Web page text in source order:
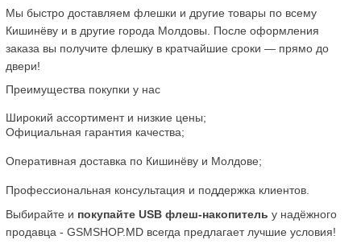
Мы быстро доставляем флешки и другие товары по всему
Кишинёву и в другие города Молдовы. После оформления
заказа вы получите флешку в кратчайшие сроки — прямо до
двери!
Преимущества покупки у нас
Широкий ассортимент и низкие цены;
Официальная гарантия качества;
Оперативная доставка по Кишинёву и Молдове;
Профессиональная консультация и поддержка клиентов.
Выбирайте и покупайте USB флеш-накопитель у надёжного
продавца - GSMSHOP.MD всегда предлагает лучшие условия!